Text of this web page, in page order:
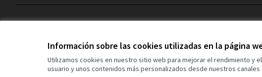
Información sobre las cookies utilizadas en la página
Utilizamos cookies en nuestro sitio web para mejorar el rendimiento y
usuario y unos contenidos más personalizados desde nuestros
(Enlace externo)